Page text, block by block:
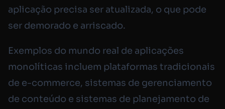
aplicação precisa ser atualizada, o que pode
ser demorado e arriscado.
Exemplos do mundo real de aplicações
monolíticas incluem plataformas tradicionais
de e-commerce, sistemas de gerenciamento
de conteúdo e sistemas de planejamento de